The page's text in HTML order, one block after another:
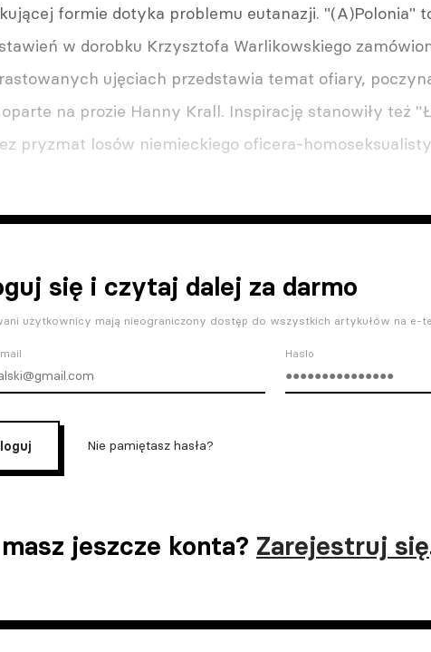
formie dotyka problemu eutanazji. "(A)Polonia"
w dorobku Krzysztofa Warlikowskiego
ujęciach przedstawia temat ofiary,
na prozie Hanny Krall. Inspirację stanowiły też
pryzmat losów niemieckiego oficera-
się i czytaj dalej za darmo
użytkownicy mają nieograniczony dostęp do wszystkich artykułów na e-
Haslo
Nie pamiętasz hasła?
jeszcze konta? Zarejestruj się